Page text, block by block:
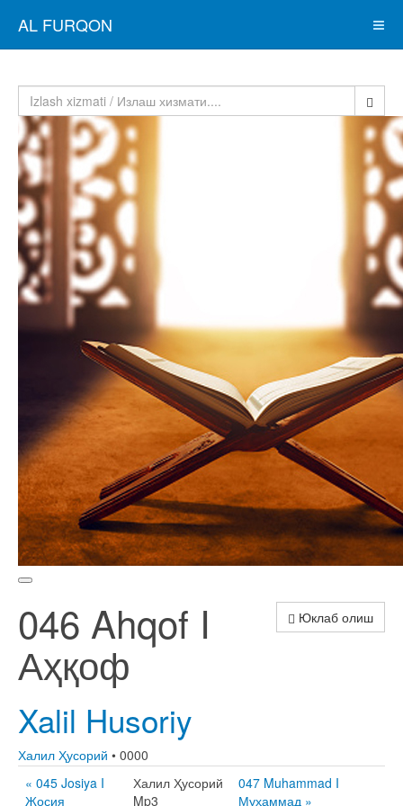
AL FURQON
Юклаб олиш
046 Ahqof I
Аҳқоф
Xalil Husoriy
Халил Ҳусорий • 0000
« 045 Josiya I
Жосия
Халил Ҳусорий
Mp3
047 Muhammad I
Муҳаммад »